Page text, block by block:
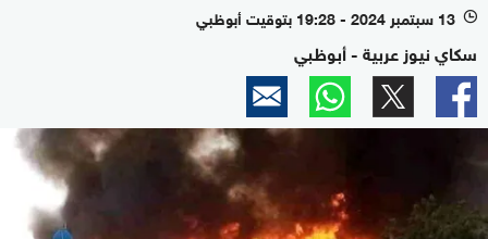
l 13 سبتمبر 2024 - 19:28 بتوقيت أبوظبي
سكاي نيوز عربية - أبوظبي